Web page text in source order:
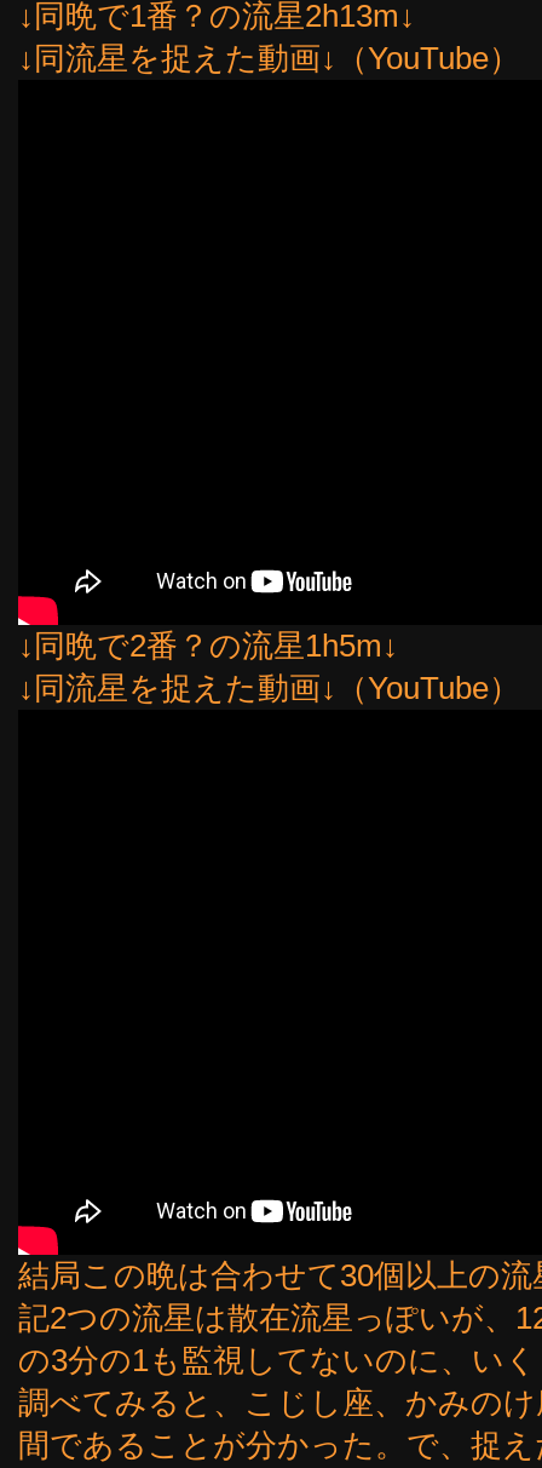
↓同晩で1番？の流星2h13m↓
↓同流星を捉えた動画↓（YouTube）
↓同晩で2番？の流星1h5m↓
↓同流星を捉えた動画↓（YouTube）
結局この晩は合わせて30個以上の
記2つの流星は散在流星っぽいが、
の3分の1も監視してないのに、い
調べてみると、こじし座、かみの
間であることが分かった。で、捉